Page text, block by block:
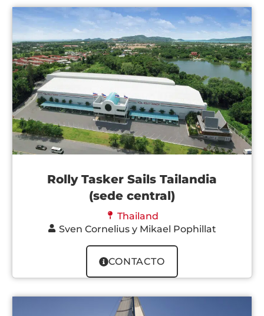
Rolly Tasker Sails Tailandia
(sede central)
Thailand
Sven Cornelius y Mikael Pophillat
CONTACTO